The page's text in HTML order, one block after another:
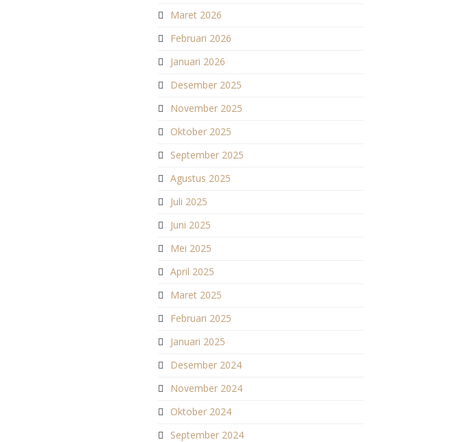
Maret 2026
Februari 2026
Januari 2026
Desember 2025
November 2025
Oktober 2025
September 2025
Agustus 2025
Juli 2025
Juni 2025
Mei 2025
April 2025
Maret 2025
Februari 2025
Januari 2025
Desember 2024
November 2024
Oktober 2024
September 2024